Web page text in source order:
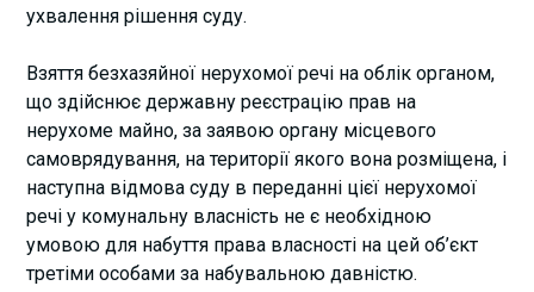
ухвалення рішення суду.
Взяття безхазяйної нерухомої речі на облік органом,
що здійснює державну реєстрацію прав на
нерухоме майно, за заявою органу місцевого
самоврядування, на території якого вона розміщена, і
наступна відмова суду в переданні цієї нерухомої
речі у комунальну власність не є необхідною
умовою для набуття права власності на цей об’єкт
третіми особами за набувальною давністю.